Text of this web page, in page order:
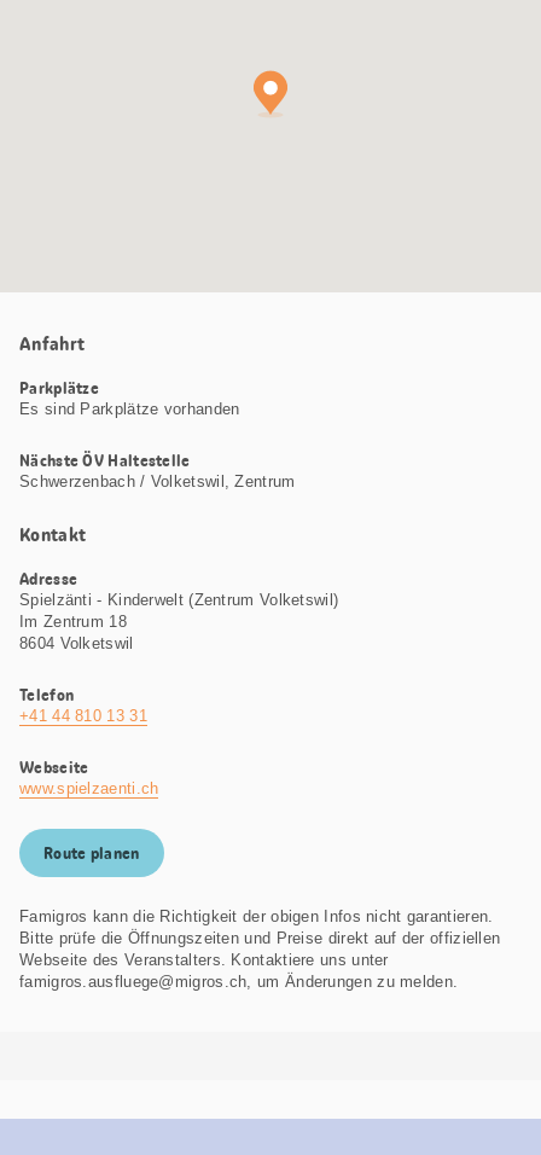
Anfahrt
Parkplätze
Es sind Parkplätze vorhanden
Nächste ÖV Haltestelle
Schwerzenbach / Volketswil, Zentrum
Kontakt
Adresse
Spielzänti - Kinderwelt (Zentrum Volketswil)
Im Zentrum 18
8604 Volketswil
Telefon
+41 44 810 13 31
Webseite
www.spielzaenti.ch
Route planen
Famigros kann die Richtigkeit der obigen Infos nicht garantieren.
Bitte prüfe die Öffnungszeiten und Preise direkt auf der offiziellen
Webseite des Veranstalters. Kontaktiere uns unter
famigros.ausfluege@migros.ch, um Änderungen zu melden.